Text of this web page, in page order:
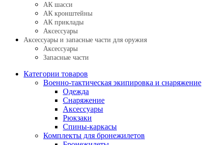
АК шасси
АК кронштейны
АК приклады
Аксессуары
Аксессуары и запасные части для оружия
Аксессуары
Запасные части
Категории товаров
Военно-тактическая экипировка и снаряжение
Одежда
Снаряжение
Аксессуары
Рюкзаки
Спины-каркасы
Комплекты для бронежилетов